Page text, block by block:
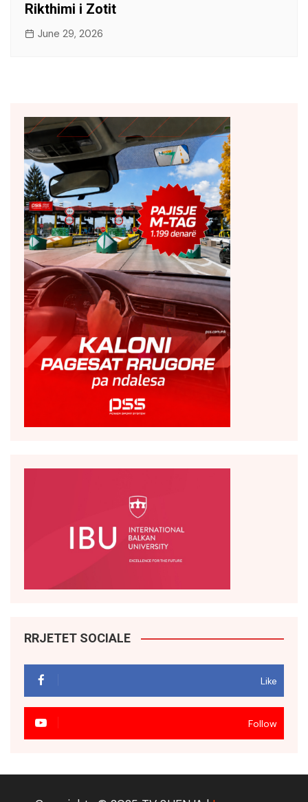
Rikthimi i Zotit
June 29, 2026
RRJETET SOCIALE
Like
Follow